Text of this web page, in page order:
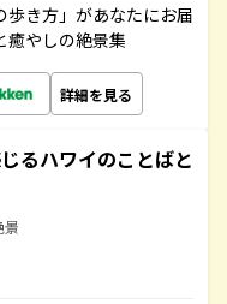
き方」があなたにお届
癒やしの絶景集
詳細を見る
るハワイのことばと
景